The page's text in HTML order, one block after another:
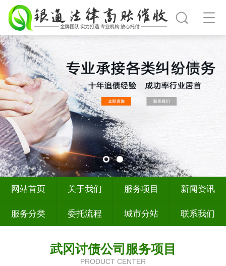
网站首页 关于我们 服务项目 新闻资讯
服务分类 委托流程 城市分站 联系我们
武冈讨债公司服务项目
PRODUCT CENTER